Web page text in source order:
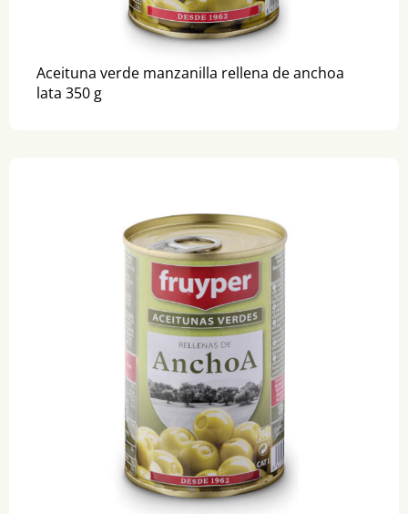
Aceituna verde manzanilla rellena de anchoa
lata 350 g